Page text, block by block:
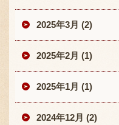
2025年3月 (2)
2025年2月 (1)
2025年1月 (1)
2024年12月 (2)